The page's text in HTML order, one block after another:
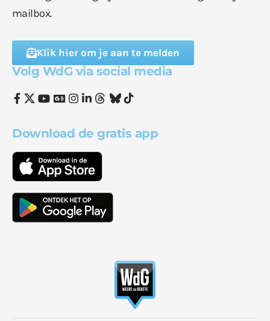
mailbox.
Klik hier om je aan te melden
Volg WdG via social media
Download de gratis app